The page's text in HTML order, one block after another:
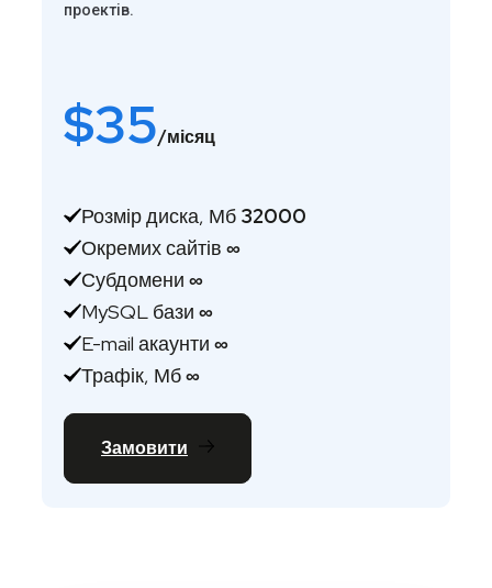
проектів.
$35/місяц
Розмір диска, Мб 32000
Окремих сайтів ∞
Субдомени ∞
MySQL бази ∞
E-mail акаунти ∞
Трафік, Мб∞
Замовити